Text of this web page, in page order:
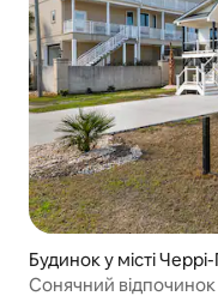
Будинок у місті
Сонячний відпочинок